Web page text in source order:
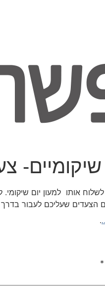
אותו למעון יום
שעליכם לעבור
.
*